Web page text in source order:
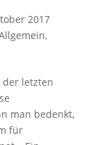
2017
,
der letzten
man bedenkt,
für